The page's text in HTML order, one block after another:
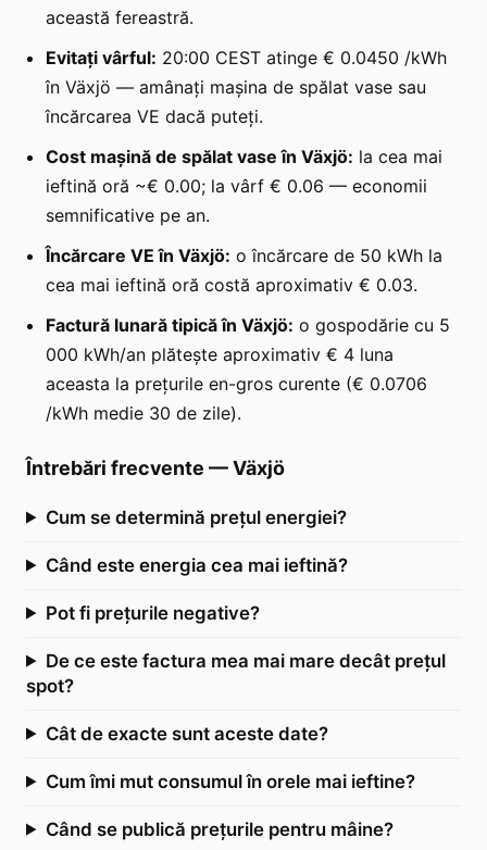
această fereastră.
Evitați vârful: 20:00 CEST atinge € 0.0450 /kWh
în Växjö — amânați mașina de spălat vase sau
încărcarea VE dacă puteți.
Cost mașină de spălat vase în Växjö: la cea mai
ieftină oră ~€ 0.00; la vârf € 0.06 — economii
semnificative pe an.
Încărcare VE în Växjö: o încărcare de 50 kWh la
cea mai ieftină oră costă aproximativ € 0.03.
Factură lunară tipică în Växjö: o gospodărie cu 5
000 kWh/an plătește aproximativ € 4 luna
aceasta la prețurile en-gros curente (€ 0.0706
/kWh medie 30 de zile).
Întrebări frecvente —Växjö
Cum se determină prețul energiei?
Când este energia cea mai ieftină?
Pot fi prețurile negative?
De ce este factura mea mai mare decât prețul
spot?
Cât de exacte sunt aceste date?
Cum îmi mut consumul în orele mai ieftine?
Când se publică prețurile pentru mâine?